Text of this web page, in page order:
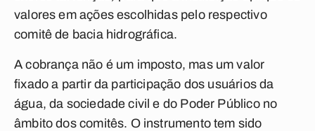
valores em ações escolhidas pelo respectivo
comitê de bacia hidrográfica.
A cobrança não é um imposto, mas um valor
fixado a partir da participação dos usuários da
água, da sociedade civil e do Poder Público no
âmbito dos comitês. O instrumento tem sido